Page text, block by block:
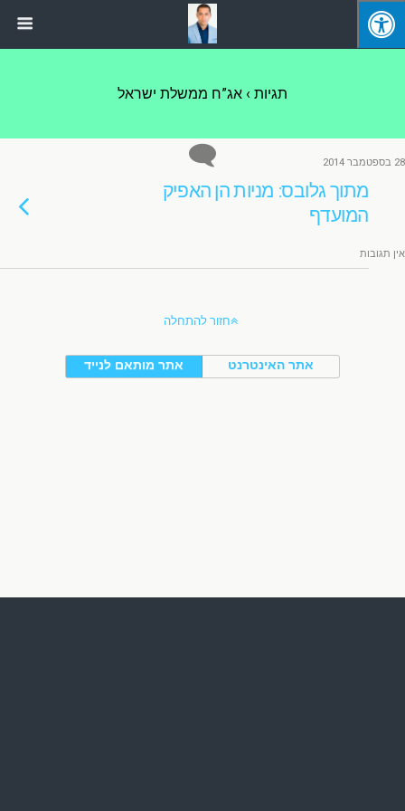
תגיות › אג”ח ממשלת ישראל
28 בספטמבר 2014
מתוך גלובס: מניות הן האפיק
המועדף
אין תגובות
חזור להתחלה
אתר מותאם לנייד אתר האינטרנט